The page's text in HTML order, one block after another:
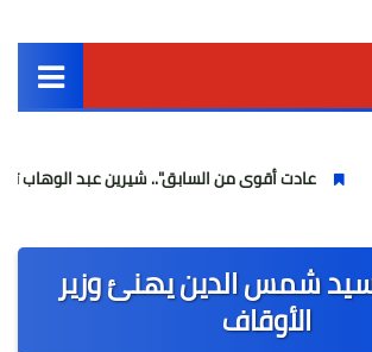
أخبار مصر
عالمى
الرياضة
من السابق".. شيرين عبد الوهاب تتألق في أولى
شمس الدين يهنئ وزير
الأوقاف